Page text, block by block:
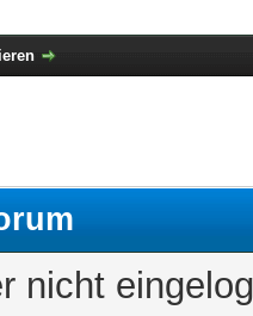
nicht